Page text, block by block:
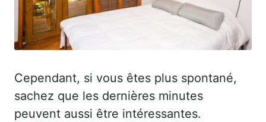
Cependant, si vous êtes plus spontané,
sachez que les dernières minutes
peuvent aussi être intéressantes.